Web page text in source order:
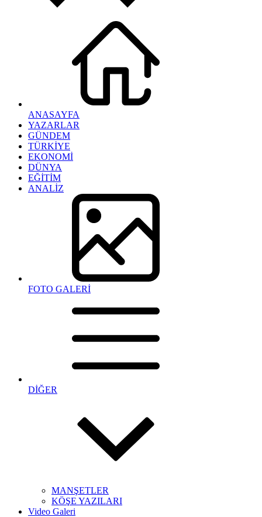
ANASAYFA
YAZARLAR
GÜNDEM
TÜRKİYE
EKONOMİ
DÜNYA
EĞİTİM
ANALİZ
FOTO GALERİ
DİĞER
MANŞETLER
KÖŞE YAZILARI
Video Galeri